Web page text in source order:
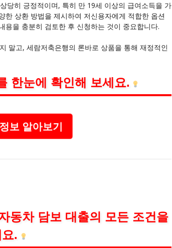
당히 긍정적이며, 특히 만 19세 이상의 급여소득을 가
상환 방법을 제시하여 저신용자에게 적합한 옵션
용을 충분히 검토한 후 신청하는 것이 중요합니다.
말고, 세람저축은행의 론바로 상품을 통해 재정적인
한눈에 확인해 보세요.
보 알아보기
동차 담보 대출의 모든 조건을
.